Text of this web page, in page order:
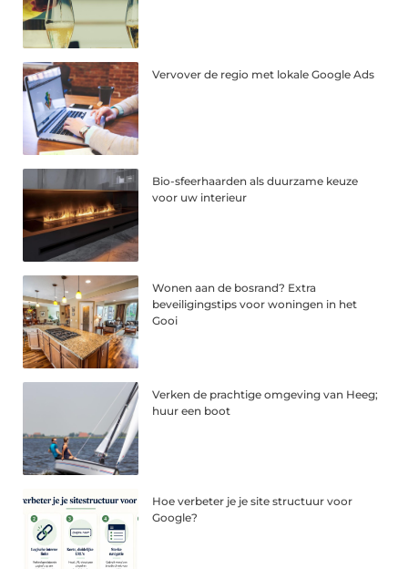
Vervover de regio met lokale Google Ads
Bio-sfeerhaarden als duurzame keuze
voor uw interieur
Wonen aan de bosrand? Extra
beveiligingstips voor woningen in het
Gooi
Verken de prachtige omgeving van Heeg;
huur een boot
Hoe verbeter je je site structuur voor
Google?